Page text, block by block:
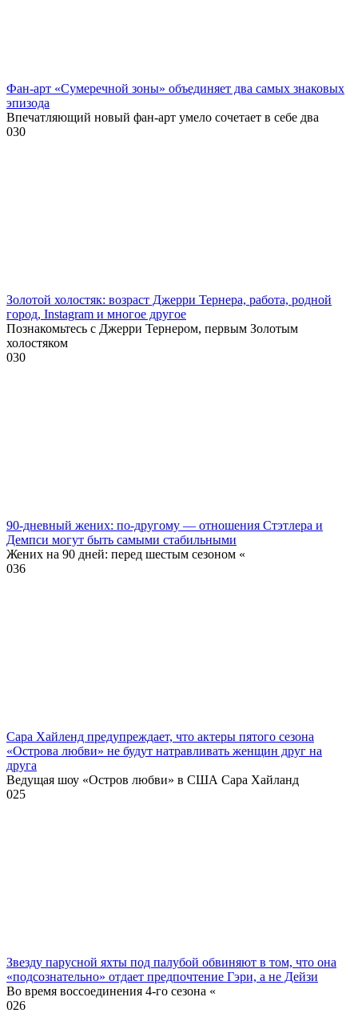
Фан-арт «Сумеречной зоны» объединяет два самых знаковых
эпизода
Впечатляющий новый фан-арт умело сочетает в себе два
030
Золотой холостяк: возраст Джерри Тернера, работа, родной
город, Instagram и многое другое
Познакомьтесь с Джерри Тернером, первым Золотым
холостяком
030
90-дневный жених: по-другому — отношения Стэтлера и
Демпси могут быть самыми стабильными
Жених на 90 дней: перед шестым сезоном «
036
Сара Хайленд предупреждает, что актеры пятого сезона
«Острова любви» не будут натравливать женщин друг на
друга
Ведущая шоу «Остров любви» в США Сара Хайланд
025
Звезду парусной яхты под палубой обвиняют в том, что она
«подсознательно» отдает предпочтение Гэри, а не Дейзи
Во время воссоединения 4-го сезона «
026